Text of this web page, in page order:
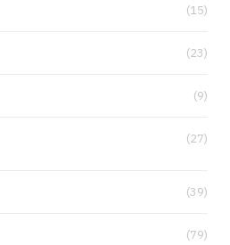
(15)
(23)
(9)
(27)
(39)
(79)